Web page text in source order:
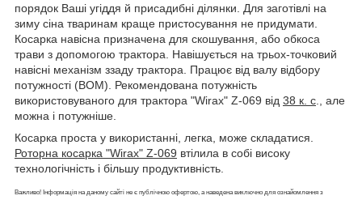
порядок Ваші угіддя й присадибні ділянки. Для заготівлі на
зиму сіна тваринам краще пристосування не придумати.
Косарка навісна призначена для скошування, або обкоса
трави з допомогою трактора. Навішується на трьох-точковий
навісні механізм ззаду трактора. Працює від валу відбору
потужності (ВОМ). Рекомендована потужність
використовуваного для трактора "Wirax" Z-069 від 38 к. с ., але
можна і потужніше.
Косарка проста у використанні, легка, може складатися.
Роторна косарка "Wirax" Z-069 втілила в собі високу
технологічність і більшу продуктивність.
Важливо! Інформація на даному сайті не є публічною офертою, а наведена виключно для ознайомлення з